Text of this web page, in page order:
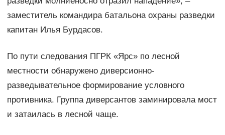
заместитель командира батальона охраны разведки
капитан Илья Бурдасов.
По пути следования ПГРК «Ярс» по лесной
местности обнаружено диверсионно-
разведывательное формирование условного
противника. Группа диверсантов заминировала мост
и затаилась в лесной чаще.